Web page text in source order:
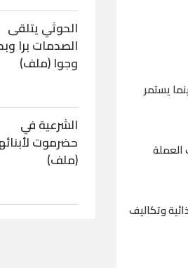
للشراء، و2556 ريالا للبيع، بينما يستمر
وتكاليف
الحوثي يتلقى
الصدمات برا
وجوا (ملف)
الشرعية في
حضرموت
(ملف)